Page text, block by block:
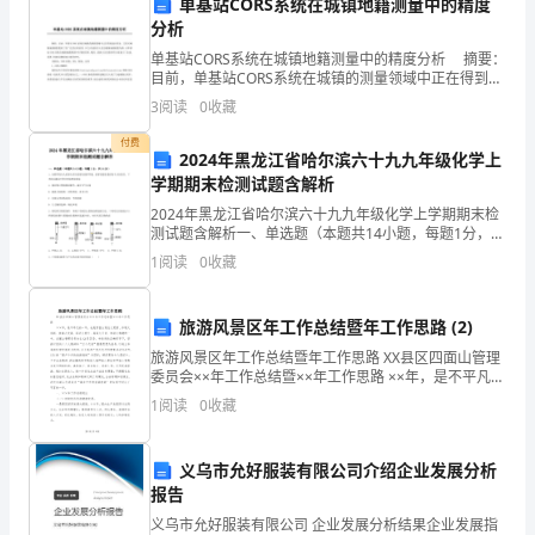
知：
间：
钟，
C、同等
行的企业社会责任进行了阐述，并对银行业金融机构履行企业社会责任的
一类非银行金融机构。
A、财务公司
C、期货公司
B、负相关
单基站CORS系统在城镇地籍测量中的精度
分析
单基站CORS系统在城镇地籍测量中的精度分析 摘要：
目前，单基站CORS系统在城镇的测量领域中正在得到逐
步普及，尤其对城镇地籍测量提供了更广泛的应用前
景。本文以盘锦市大洼县城镇地籍测量为例，对单基
3阅读 0收藏
付费
2024年黑龙江省哈尔滨六十九九年级化学上
学期期末检测试题含解析
2024年黑龙江省哈尔滨六十九九年级化学上学期期末检
测试题含解析一、单选题（本题共14小题，每题1分，共
14分）1、自然环境与人们的生活关系密切爱护环境、爱
护家园是我们每个人的责任，下列有关做法不符合
1阅读 0收藏
旅游风景区年工作总结暨年工作思路 (2)
旅游风景区年工作总结暨年工作思路 XX县区四面山管理
委员会××年工作总结暨××年工作思路 ××年，是不平凡的
一年。也是四面山观念大更新、体制大创新、旅游大发
展、经济大提升、局面大开创、和
1阅读 0收藏
义乌市允好服装有限公司介绍企业发展分析
报告
义乌市允好服装有限公司 企业发展分析结果企业发展指